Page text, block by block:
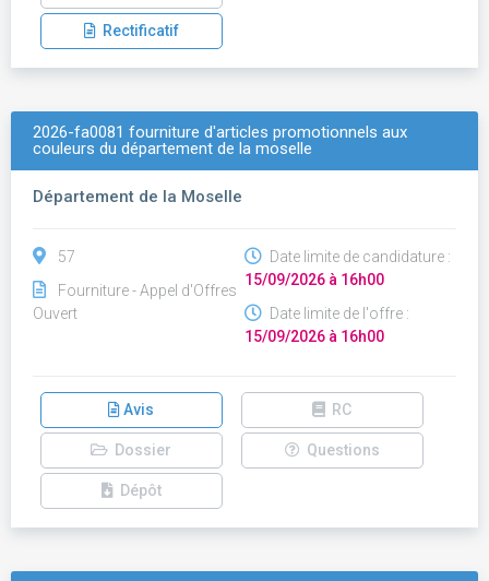
Rectificatif
2026-fa0081 fourniture d'articles promotionnels aux
couleurs du département de la moselle
Département de la Moselle
57
Fourniture - Appel d'Offres
Ouvert
Date limite de candidature :
15/09/2026 à 16h00
Date limite de l'offre :
15/09/2026 à 16h00
Avis RC
Dossier Questions
Dépôt